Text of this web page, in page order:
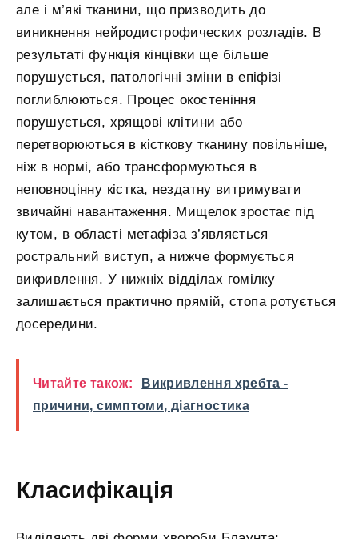
але і м’які тканини, що призводить до
виникнення нейродистрофических розладів. В
результаті функція кінцівки ще більше
порушується, патологічні зміни в епіфізі
поглиблюються. Процес окостеніння
порушується, хрящові клітини або
перетворюються в кісткову тканину повільніше,
ніж в нормі, або трансформуються в
неповноцінну кістка, нездатну витримувати
звичайні навантаження. Мищелок зростає під
кутом, в області метафіза з’являється
ростральний виступ, а нижче формується
викривлення. У нижніх відділах гомілку
залишається практично прямій, стопа ротується
досередини.
Читайте також:
Викривлення хребта -
причини, симптоми, діагностика
Класифікація